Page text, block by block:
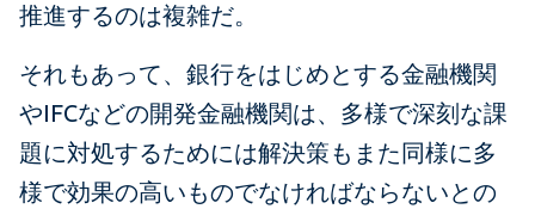
推進するのは複雑だ。
それもあって、銀行をはじめとする金融機関
やIFCなどの開発金融機関は、多様で深刻な課
題に対処するためには解決策もまた同様に多
様で効果の高いものでなければならないとの